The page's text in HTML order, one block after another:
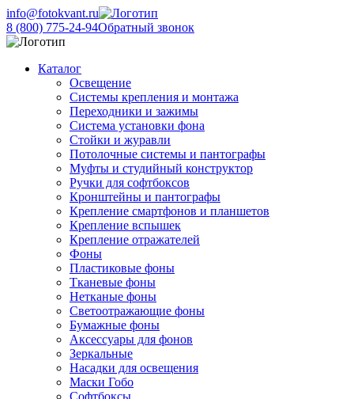
info@fotokvant.ru
8 (800) 775-24-94Обратный звонок
Каталог
Освещение
Системы крепления и монтажа
Переходники и зажимы
Система установки фона
Стойки и журавли
Потолочные системы и пантографы
Муфты и студийный конструктор
Ручки для софтбоксов
Кронштейны и пантографы
Крепление смартфонов и планшетов
Крепление вспышек
Крепление отражателей
Фоны
Пластиковые фоны
Тканевые фоны
Нетканые фоны
Светоотражающие фоны
Бумажные фоны
Аксессуары для фонов
Зеркальные
Насадки для освещения
Маски Гобо
Софтбоксы